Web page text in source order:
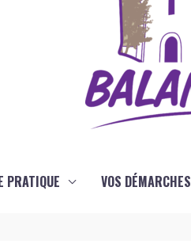
PRATIQUE VOS DÉMARCHES